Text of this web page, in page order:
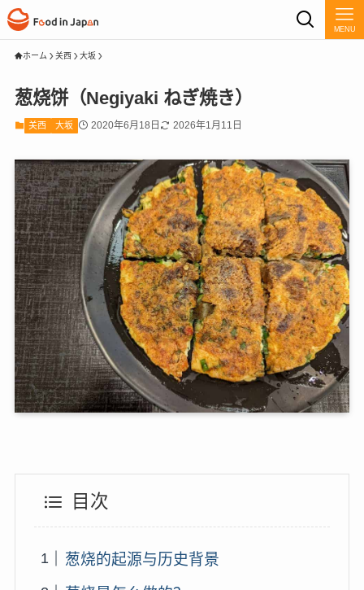
MENU
ホーム 关西 大坂
葱烧饼（Negiyaki ねぎ焼き）
关西 大坂 2020年6月18日 2026年1月11日
目次
葱烧的起源与历史背景